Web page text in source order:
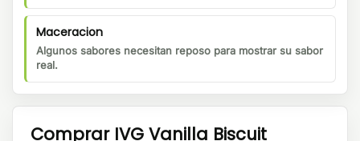
Maceracion
Algunos sabores necesitan reposo para mostrar su sabor
real.
Comprar IVG Vanilla Biscuit